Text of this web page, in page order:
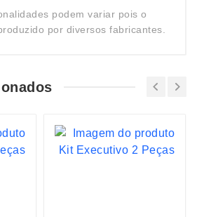
podem variar pois o
por diversos fabricantes.